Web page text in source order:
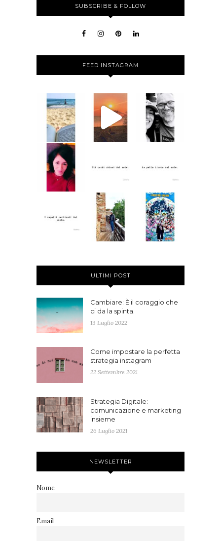
SUBSCRIBE & FOLLOW
FEED INSTAGRAM
ULTIMI POST
Cambiare: È il coraggio che
ci da la spinta.
13 Luglio 2022
Come impostare la perfetta
strategia instagram
22 Settembre 2021
Strategia Digitale:
comunicazione e marketing
insieme
26 Luglio 2021
NEWSLETTER
Nome
Email